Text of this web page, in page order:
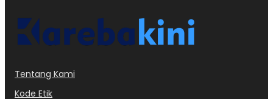
Tentang Kami
Kode Etik